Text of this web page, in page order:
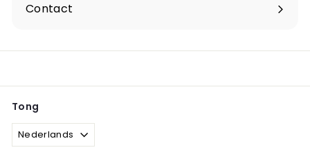
Contact
Tong
Nederlands